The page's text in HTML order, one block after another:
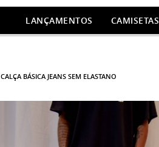
LANÇAMENTOS CAMISETAS
CALÇA BÁSICA JEANS SEM ELASTANO